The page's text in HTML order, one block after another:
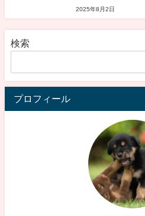
2025年8月2日
検索
プロフィール